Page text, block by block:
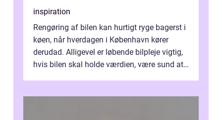
inspiration
Rengøring af bilen kan hurtigt ryge bagerst i
køen, når hverdagen i København kører
derudad. Alligevel er løbende bilpleje vigtig,
hvis bilen skal holde værdien, være sund at